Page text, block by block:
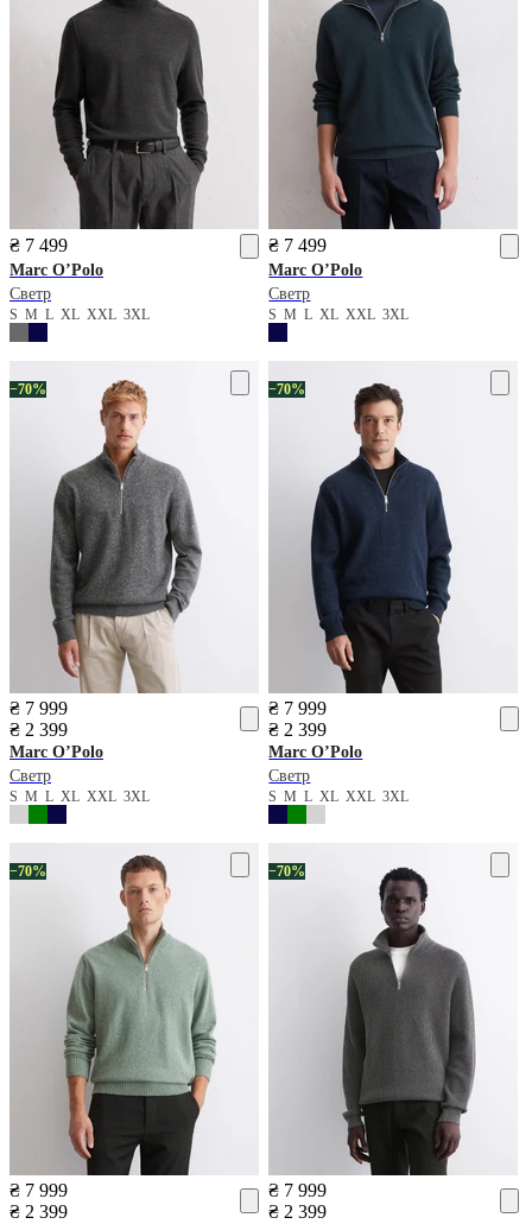
₴ 7 499
Marc O’Polo
Светр
S M L XL XXL 3XL
₴ 7 499
Marc O’Polo
Светр
SMLXLXXL3XL
−70%
₴ 7 999
₴ 2 399
Marc O’Polo
Светр
S M L XL XXL 3XL
−70%
₴ 7 999
₴ 2 399
Marc O’Polo
Светр
SMLXLXXL3XL
−70%
₴ 7 999
₴ 2 399
−70%
₴ 7 999
₴ 2 399